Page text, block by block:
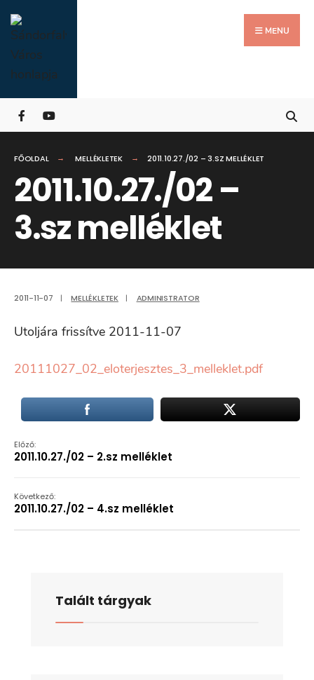
Skip
to
content
MENU
FŐOLDAL MELLÉKLETEK 2011.10.27./02 – 3.SZ MELLÉKLET
2011.10.27./02 –
3.sz melléklet
2011-11-07 | MELLÉKLETEK | ADMINISTRATOR
Utoljára frissítve 2011-11-07
20111027_02_eloterjesztes_3_melleklet.pdf
Előző:
2011.10.27./02 – 2.sz melléklet
Következő:
2011.10.27./02 – 4.sz melléklet
Talált tárgyak
for:
Close